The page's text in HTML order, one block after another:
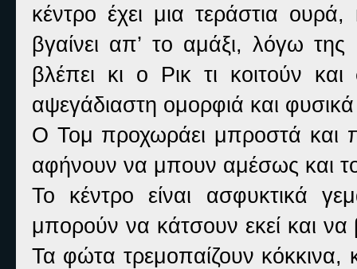
κέντρο έχει μια τεράστια
βγαίνει απ’ το αμάξι, λόγω
βλέπει κι ο Ρικ τι κοιτούν
αψεγάδιαστη ομορφιά και φυσικά
Ο Τομ προχωράει μπροστά και
αφήνουν να μπουν αμέσως και
Το κέντρο είναι ασφυκτικά
μπορούν να κάτσουν εκεί και
Τα φώτα τρεμοπαίζουν κόκκινα,